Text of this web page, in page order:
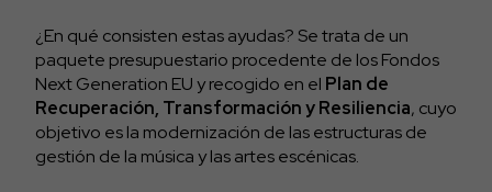
¿En qué consisten estas ayudas? Se trata de un
paquete presupuestario procedente de los Fondos
Next Generation EU y recogido en el Plan de
Recuperación, Transformación y Resiliencia, cuyo
objetivo es la modernización de las estructuras de
gestión de la música y las artes escénicas.